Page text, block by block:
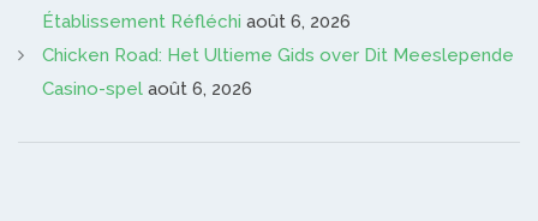
Établissement Réfléchi août 6, 2026
Chicken Road: Het Ultieme Gids over Dit Meeslepende
Casino-spel août 6, 2026